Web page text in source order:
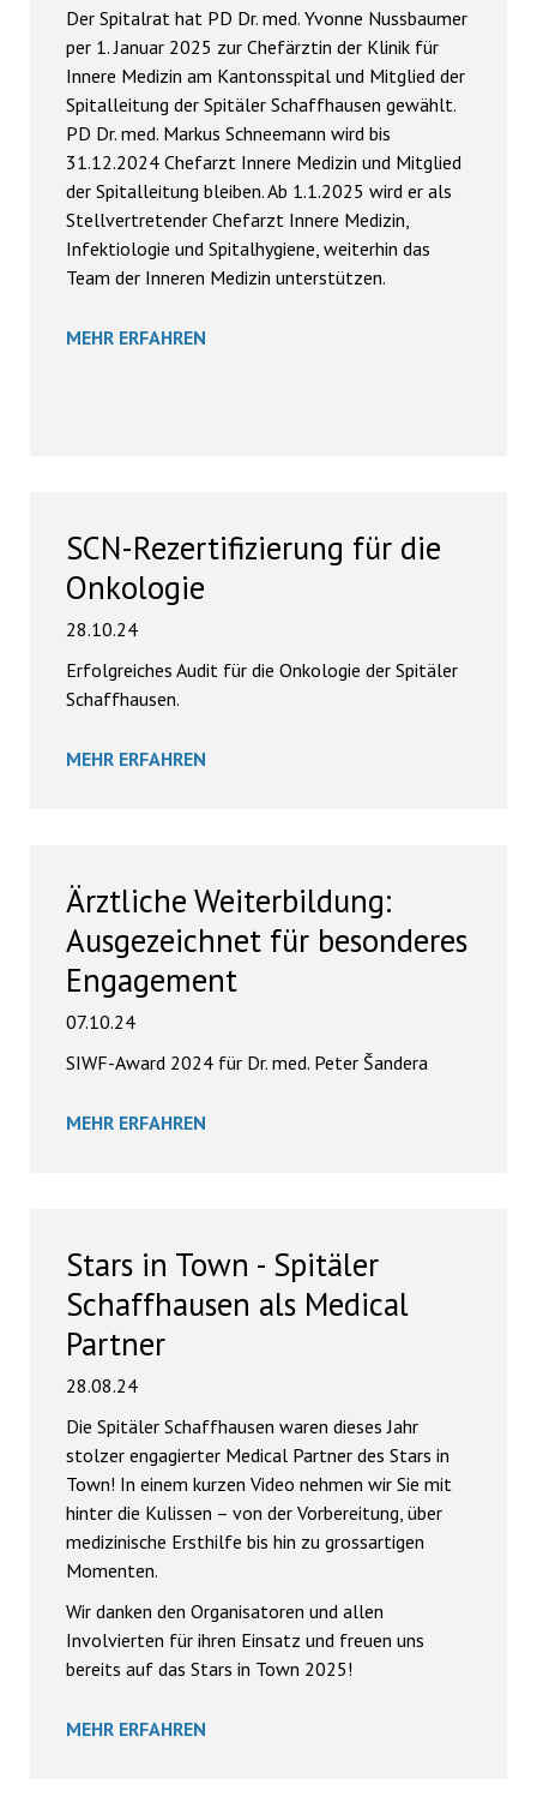
Der Spitalrat hat PD Dr. med. Yvonne Nussbaumer
per 1. Januar 2025 zur Chefärztin der Klinik für
Innere Medizin am Kantonsspital und Mitglied der
Spitalleitung der Spitäler Schaffhausen gewählt.
PD Dr. med. Markus Schneemann wird bis
31.12.2024 Chefarzt Innere Medizin und Mitglied
der Spitalleitung bleiben. Ab 1.1.2025 wird er als
Stellvertretender Chefarzt Innere Medizin,
Infektiologie und Spitalhygiene, weiterhin das
Team der Inneren Medizin unterstützen.
MEHR ERFAHREN
SCN-Rezertifizierung für die
Onkologie
28.10.24
Erfolgreiches Audit für die Onkologie der Spitäler
Schaffhausen.
MEHR ERFAHREN
Ärztliche Weiterbildung:
Ausgezeichnet für besonderes
Engagement
07.10.24
SIWF-Award 2024 für Dr. med. Peter Šandera
MEHR ERFAHREN
Stars in Town - Spitäler
Schaffhausen als Medical
Partner
28.08.24
Die Spitäler Schaffhausen waren dieses Jahr
stolzer engagierter Medical Partner des Stars in
Town! In einem kurzen Video nehmen wir Sie mit
hinter die Kulissen – von der Vorbereitung, über
medizinische Ersthilfe bis hin zu grossartigen
Momenten.
Wir danken den Organisatoren und allen
Involvierten für ihren Einsatz und freuen uns
bereits auf das Stars in Town 2025!
MEHR ERFAHREN